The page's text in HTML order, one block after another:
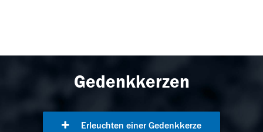
Gedenkkerzen
Erleuchten einer Gedenkkerze